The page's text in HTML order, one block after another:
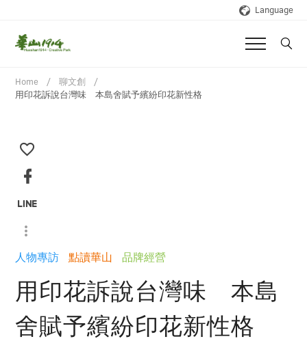
Language
Home
聊文創
用印花訴說台灣味 本島舍賦予繽紛印花新性格
人物專訪 點讀華山 品牌經營
用印花訴說台灣味 本島
舍賦予繽紛印花新性格